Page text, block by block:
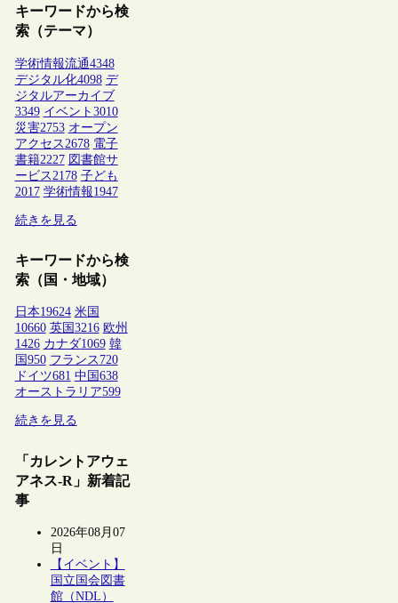
キーワードから検
索（テーマ）
学術情報流通4348
デジタル化4098 デ
ジタルアーカイブ
3349 イベント 3010
災害2753 オープン
アクセス 2678 電子
書籍2227 図書館サ
ービス 2178 子ども
2017 学術情報1947
続きを見る
キーワードから検
索（国・地域）
日本19624 米国
10660 英国 3216 欧州
1426 カナダ1069 韓
国 950 フランス 720
ドイツ681 中国 638
オーストラリア599
続きを見る
「カレントアウェ
アネス-R」新着記
事
2026年08月07
日
【イベント】
国立国会図書
館（NDL）